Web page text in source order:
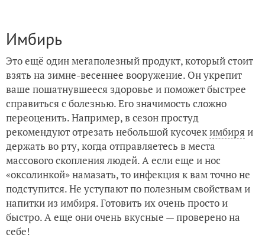
Имбирь
Это ещё один мегаполезный продукт, который стоит
взять на зимне-весеннее вооружение. Он укрепит
ваше пошатнувшееся здоровье и поможет быстрее
справиться с болезнью. Его значимость сложно
переоценить. Например, в сезон простуд
рекомендуют отрезать небольшой кусочекимбиряи
держать во рту, когда отправляетесь в места
массового скопления людей. А если еще и нос
«оксолинкой» намазать, то инфекция к вам точно не
подступится. Не уступают по полезным свойствам и
напитки из имбиря. Готовить их очень просто и
быстро. А еще они очень вкусные — проверено на
себе!